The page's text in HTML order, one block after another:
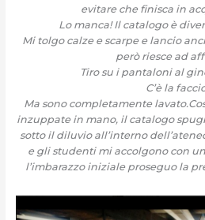
evitare che finisca in
Lo manca! Il catalogo è
Mi tolgo calze e scarpe e lancio
però riesce ad
Tiro su i pantaloni al
C’è la
Ma sono completamente
inzuppate in mano, il catalogo
sotto il diluvio all’interno
e gli studenti mi accolgono con
l’imbarazzo iniziale proseguo la